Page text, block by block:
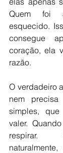
Quem foi
esquecido.
consegue
coração, ela
razão.
O verdadeiro
nem
simples,
valer.
respirar.